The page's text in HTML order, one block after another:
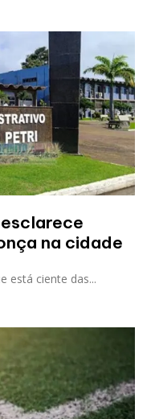
na cidade
está ciente das...